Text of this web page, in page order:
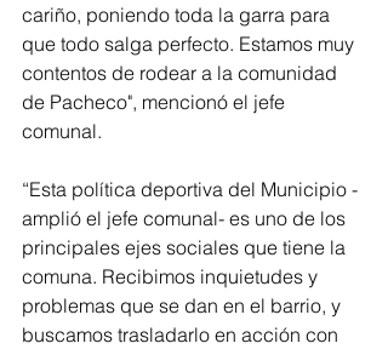
cariño, poniendo toda la garra para
que todo salga perfecto. Estamos muy
contentos de rodear a la comunidad
de Pacheco", mencionó el jefe
comunal.
“Esta política deportiva del Municipio -
amplió el jefe comunal- es uno de los
principales ejes sociales que tiene la
comuna. Recibimos inquietudes y
problemas que se dan en el barrio, y
buscamos trasladarlo en acción con